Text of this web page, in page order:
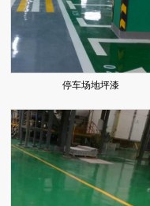
停车场地坪漆